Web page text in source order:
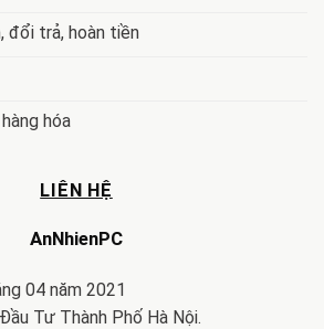
đổi trả, hoàn tiền
hóa
LIÊN HỆ
AnNhienPC
04 năm 2021
Tư Thành Phố Hà Nội.